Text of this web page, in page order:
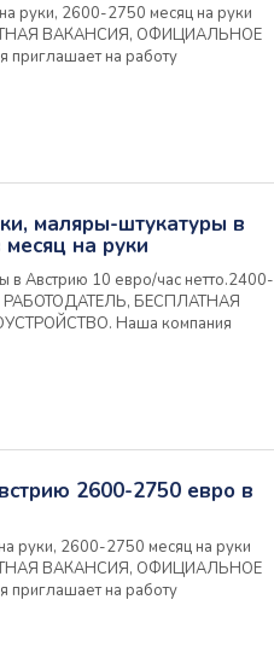
руки, 2600-2750 месяц на руки
ВАКАНСИЯ, ОФИЦИАЛЬНОЕ
на работу
объектах компании-лидера
и предлагает: • Официальное
маляры-штукатуры в
на руки
в Австрию 10 евро/час нетто.2400-
РАБОТОДАТЕЛЬ, БЕСПЛАТНАЯ
Наша компания
работы в Австрии на объектах
в Австрии и
2600-2750 евро в
руки, 2600-2750 месяц на руки
ВАКАНСИЯ, ОФИЦИАЛЬНОЕ
на работу
объектах компании-лидера
и предлагает: • Официальное